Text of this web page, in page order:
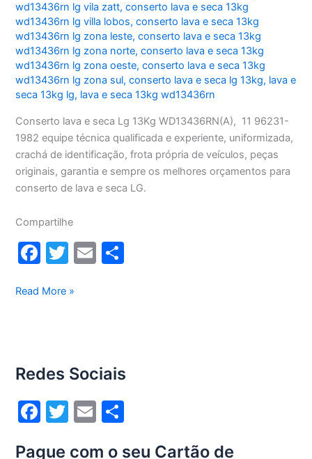
wd13436rn lg vila zatt,conserto lava e seca 13kg
wd13436rn lg villa lobos,conserto lava e seca 13kg
wd13436rn lg zona leste,conserto lava e seca 13kg
wd13436rn lg zona norte,conserto lava e seca 13kg
wd13436rn lg zona oeste,conserto lava e seca 13kg
wd13436rn lg zona sul,conserto lava e seca lg 13kg, lava e
seca 13kg lg, lava e seca 13kg wd13436rn
Conserto lava e seca Lg 13Kg WD13436RN(A), 11 96231-
1982 equipe técnica qualificada e experiente, uniformizada,
crachá de identificação, frota própria de veículos, peças
originais, garantia e sempre os melhores orçamentos para
conserto de lava e seca LG.
Compartilhe
F
c
o
o
k
T
itt
E
Conserto
13Kg
Read More »
Redes Sociais
F
T
E
Pague com o seu Cartão de